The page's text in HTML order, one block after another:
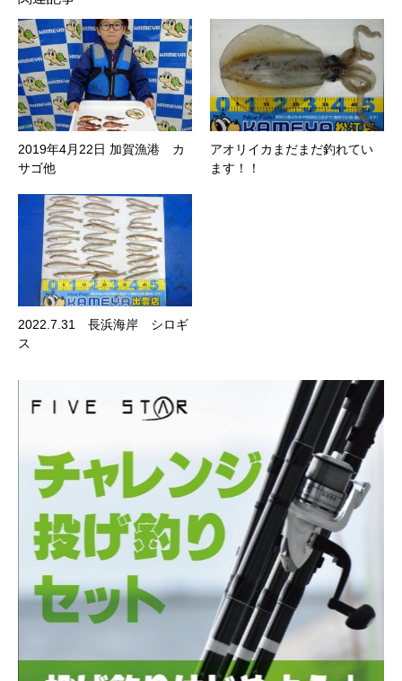
2019年4月22日 加賀漁港 カ
サゴ他
アオリイカまだまだ釣れてい
ます！！
2022.7.31 長浜海岸 シロギ
ス